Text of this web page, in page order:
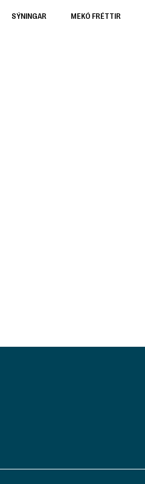
SÝNINGAR MEKÓ FRÉTTIR